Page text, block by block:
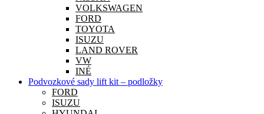
VOLKSWAGEN
FORD
TOYOTA
ISUZU
LAND ROVER
VW
INÉ
Podvozkové sady lift kit – podložky
FORD
ISUZU